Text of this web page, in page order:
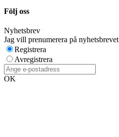
Följ oss
Nyhetsbrev
Jag vill prenumerera på nyhetsbrevet
Registrera
Avregistrera
OK